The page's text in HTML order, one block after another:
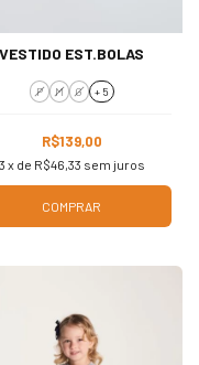
VESTIDO EST.BOLAS
P M G + 5
R$139,00
3 x de R$46,33 sem juros
COMPRAR